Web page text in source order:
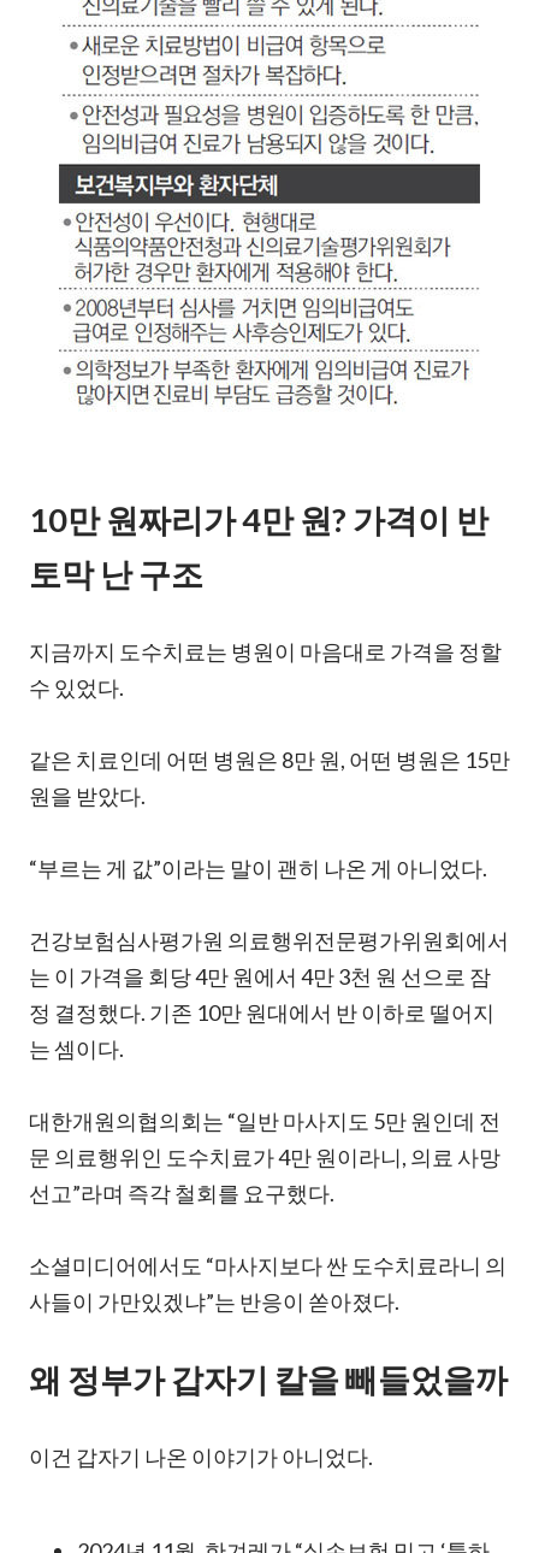
10만 원짜리가 4만 원? 가격이 반
토막 난 구조
지금까지 도수치료는 병원이 마음대로 가격을 정할
수 있었다.
같은 치료인데 어떤 병원은 8만 원, 어떤 병원은 15만
원을 받았다.
“부르는 게 값”이라는 말이 괜히 나온 게 아니었다.
건강보험심사평가원 의료행위전문평가위원회에서
는 이 가격을 회당 4만 원에서 4만 3천 원 선으로 잠
정 결정했다. 기존 10만 원대에서 반 이하로 떨어지
는 셈이다.
대한개원의협의회는 “일반 마사지도 5만 원인데 전
문 의료행위인 도수치료가 4만 원이라니, 의료 사망
선고”라며 즉각 철회를 요구했다.
소셜미디어에서도 “마사지보다 싼 도수치료라니 의
사들이 가만있겠냐”는 반응이 쏟아졌다.
왜 정부가 갑자기 칼을 빼들었을까
이건 갑자기 나온 이야기가 아니었다.